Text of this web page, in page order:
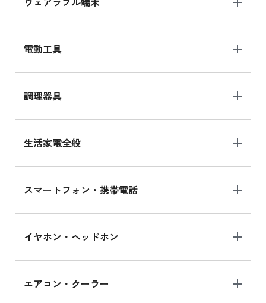
電動工具
調理器具
生活家電全般
スマートフォン・携帯電話
イヤホン・ヘッドホン
エアコン・クーラー